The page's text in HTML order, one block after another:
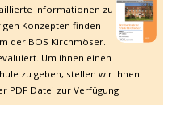
Informationen zu
Konzepten finden
der BOS Kirchmöser.
Um ihnen einen
zu geben, stellen wir Ihnen
PDF Datei zur Verfügung.